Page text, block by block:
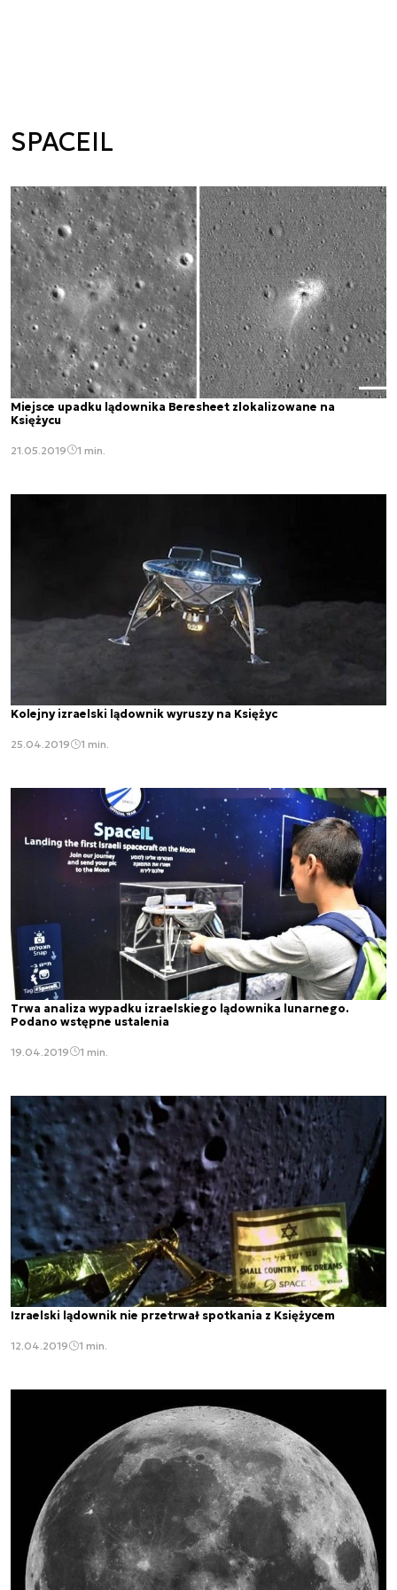
SPACEIL
Miejsce upadku lądownika Beresheet zlokalizowane na
Księżycu
21.05.2019 1 min.
Kolejny izraelski lądownik wyruszy na Księżyc
25.04.2019 1 min.
Trwa analiza wypadku izraelskiego lądownika lunarnego.
Podano wstępne ustalenia
19.04.2019 1 min.
Izraelski lądownik nie przetrwał spotkania z Księżycem
12.04.2019 1 min.